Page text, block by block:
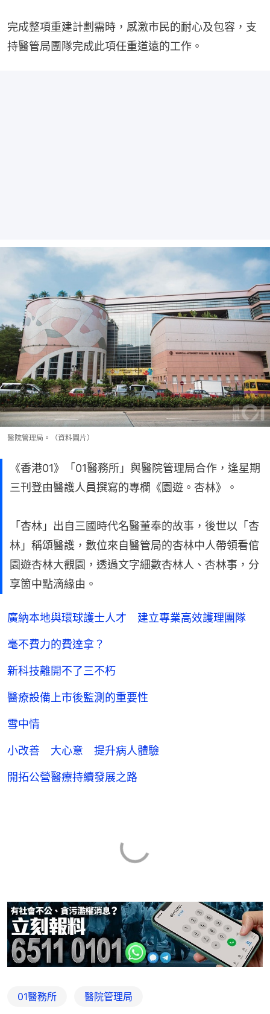
完成整項重建計劃需時，感激市民的耐心及包容，支
持醫管局團隊完成此項任重道遠的工作。
醫院管理局。（資料圖片）
《香港01》「01醫務所」與醫院管理局合作，逢星期
三刊登由醫護人員撰寫的專欄《園遊。杏林》。
「杏林」出自三國時代名醫董奉的故事，後世以「杏
林」稱頌醫護，數位來自醫管局的杏林中人帶領看倌
園遊杏林大觀園，透過文字細數杏林人、杏林事，分
享箇中點滴緣由。
廣納本地與環球護士人才 建立專業高效護理團隊
毫不費力的費達拿？
新科技離開不了三不朽
醫療設備上市後監測的重要性
雪中情
小改善 大心意 提升病人體驗
開拓公營醫療持續發展之路
01醫務所 醫院管理局